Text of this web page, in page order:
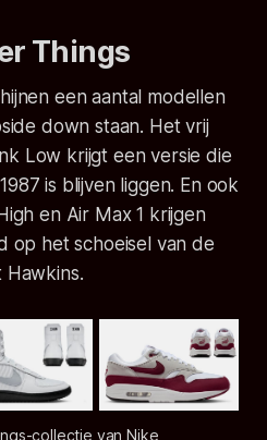
Things
een aantal modellen
down staan. Het vrij
Low krijgt een versie die
is blijven liggen. En ook
en Air Max 1 krijgen
op het schoeisel van de
Hawkins.
collectie van Nike